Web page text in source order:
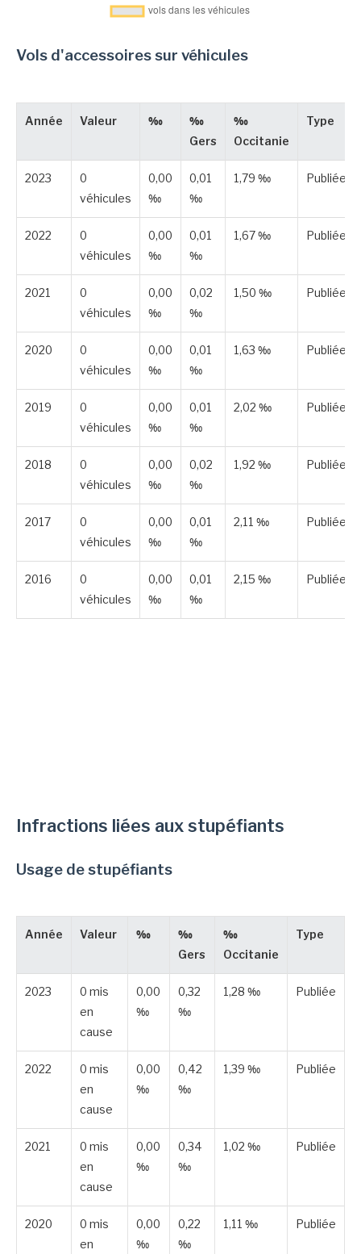
Vols d'accessoires sur véhicules
Année Valeur ‰
‰
Gers
‰
Occitanie
Type
2023
0
véhicules
0,00
‰
0,01
‰
1,79 ‰ Publiée
2022
0
véhicules
0,00
‰
0,01
‰
1,67 ‰ Publiée
2021
0
véhicules
0,00
‰
0,02
‰
1,50 ‰ Publiée
2020
0
véhicules
0,00
‰
0,01
‰
1,63 ‰ Publiée
2019
0
véhicules
0,00
‰
0,01
‰
2,02 ‰ Publiée
2018
0
véhicules
0,00
‰
0,02
‰
1,92 ‰ Publiée
2017
0
véhicules
0,00
‰
0,01
‰
2,11 ‰ Publiée
2016
0
véhicules
0,00
‰
0,01
‰
2,15 ‰ Publiée
Infractions liées aux stupéfiants
Usage de stupéfiants
Année Valeur ‰
‰
Gers
‰
Occitanie
Type
2023
0 mis
en
cause
0,00
‰
0,32
‰
1,28 ‰ Publiée
2022
0 mis
en
cause
0,00
‰
0,42
‰
1,39 ‰ Publiée
2021
0 mis
en
cause
0,00
‰
0,34
‰
1,02 ‰ Publiée
2020
0 mis
en
0,00
‰
0,22
‰
1,11 ‰ Publiée